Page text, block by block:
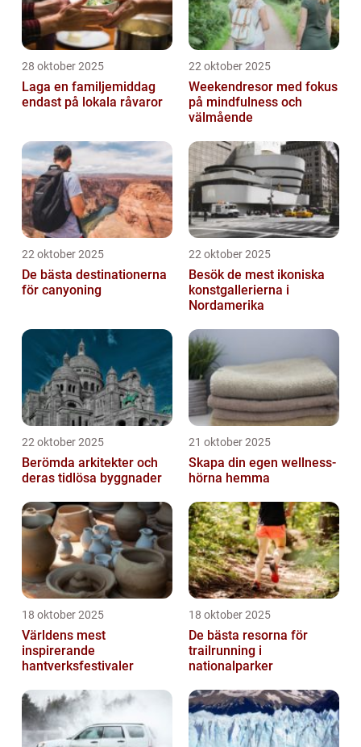
28 oktober 2025
Laga en familjemiddag
endast på lokala råvaror
22 oktober 2025
Weekendresor med fokus
på mindfulness och
välmående
22 oktober 2025
De bästa destinationerna
för canyoning
22 oktober 2025
Besök de mest ikoniska
konstgallerierna i
Nordamerika
22 oktober 2025
Berömda arkitekter och
deras tidlösa byggnader
21 oktober 2025
Skapa din egen wellness-
hörna hemma
18 oktober 2025
Världens mest
inspirerande
hantverksfestivaler
18 oktober 2025
De bästa resorna för
trailrunning i
nationalparker